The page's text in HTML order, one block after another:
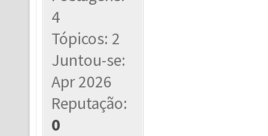
4
Tópicos: 2
Juntou-se:
Apr 2026
Reputação:
0